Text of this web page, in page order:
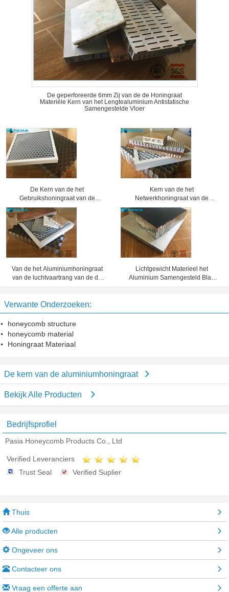
De geperforeerde 6mm Zij van de de Honingraat
Materiële Kern van het Lengtealuminium Antistatische
Samengestelde Vloer
De Kern van de het
Gebruikshoningraat van de
verlichtingsindustrieën voor
Diverse Gratings van de
Tentoonstellingsschijnwerper
Kern van de het
Netwerkhoningraat van de
airconditionings de Koude
Katalysator, de Comités van de
Aluminiumhoningraat
Van de het Aluminiumhoningraat
van de luchtvaartrang van de de
Lichtgewicht Materieel het
Aluminium Samengesteld Blad
Verwante Onderzoeken:
honeycomb structure
honeycomb material
Honingraat Materiaal
De kern van de aluminiumhoningraat
Bekijk Alle Producten
Bedrijfsprofiel
Pasia Honeycomb Products Co., Ltd
Verified Leveranciers
Trust Seal
Verified Suplier
Thuis
Alle producten
Ongeveer ons
Contacteer ons
Vraag een offerte aan